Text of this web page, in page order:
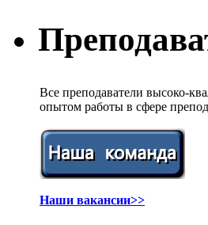
Все преподаватели высоко-
опытом работы в сфере
Наши вакансии>>